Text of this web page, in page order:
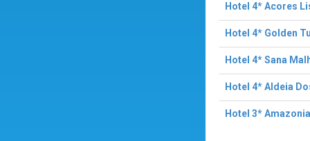
Hotel 4* Acores
Hotel 4* Golden
Hotel 4* Sana
Hotel 4* Aldeia
Hotel 3*